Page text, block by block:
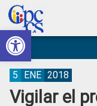
Abrir barra de
Skip
to
primary
navigation
Skip
to
main
content
Skip
to
primary
sidebar
Skip
to
footer
Consejo
de
Participación
Ciudadana
Construyendo
Poder
Ciudadano
Vigilar el
5 ENE 2018